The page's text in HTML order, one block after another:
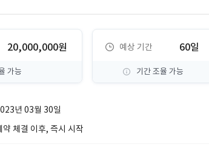
20,000,000원
가능
예상 기간 60일
기간 조율 가능
년 03월 30일
약 체결 이후, 즉시 시작